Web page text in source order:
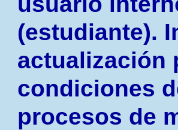
(estudiante).
actualización
condiciones
procesos de